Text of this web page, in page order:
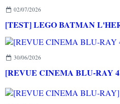
02/07/2026
30/06/2026
[REVUE CINEMA BLU-RAY